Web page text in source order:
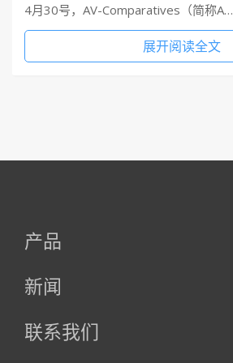
4月30号，AV-Comparatives（简称A…
展开阅读全文
产品
新闻
联系我们